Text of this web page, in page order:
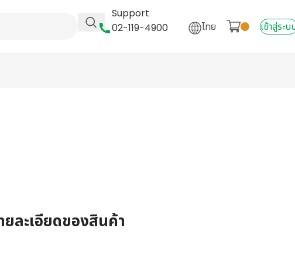
Support
02-119-4900
ไทย เข้าสู่ระบ
ละเอียดของสินค้า